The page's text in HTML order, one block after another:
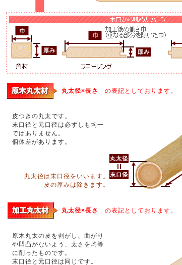
丸太径×長さ の表記としております。
皮つきの丸太です。
末口径と元口径は必ずしも均一
ではありません。
個体差があります。
丸太径は末口径をいいます。
皮の厚みは除きます。
丸太径×長さ の表記としております。
原木丸太の皮を剥がし、曲がり
や凹凸がないよう、太さを均等
に削ったものです。
末口径と元口径は同じです。